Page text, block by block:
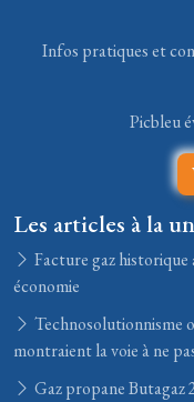
Infos pratiques et
Picbleu
Les articles à la
Facture gaz
économie
Technosolutionnisme
montraient la voie à ne
Gaz propane Butagaz